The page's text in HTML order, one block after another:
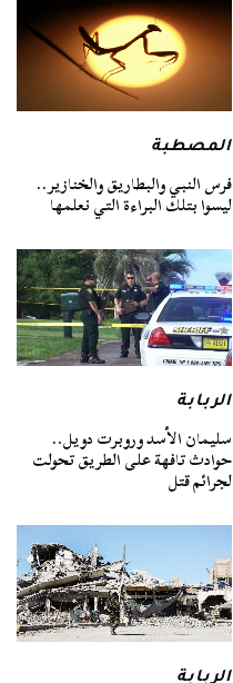
المصطبة
فرس النبي والبطاريق والخنازير..
ليسوا بتلك البراءة التي نعلمها
الربابة
سليمان الأسد وروبرت دويل..
حوادث تافهة على الطريق تحولت
لجرائم قتل
الربابة